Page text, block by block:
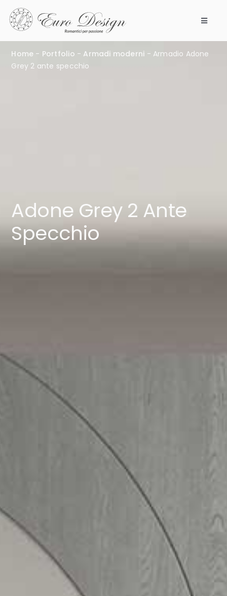
Salta
contenuto
Toggle
Lavora con noi
Home - Portfolio - Armadi moderni - Armadio Adone
Grey 2 ante specchio
Adone Grey 2 Ante
Specchio